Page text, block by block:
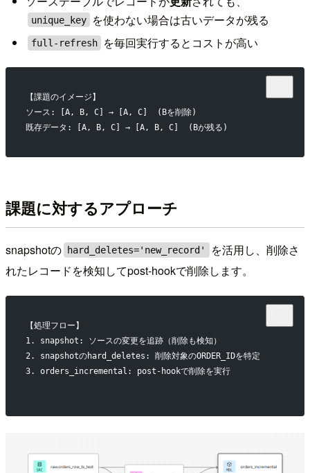
unique_key を使わない場合は古いデータが残る
full-refresh を毎回実行するとコストが高い
【課題のイメージ】
ソース: [A, B, C] → [A, C]  (Bを削除)
既存データ: [A, B, C] → [A, B, C]  (Bが残る)
課題に対するアプローチ
snapshotの hard_deletes='new_record'
を活用し、削除さ
れたレコードを検知してpost-hookで削除します。
【処理フロー】
1. snapshot: ソースの変更を追跡（削除も検知）
2. snapshotのhard_deletes: 削除対象のORDER_IDを特定
3. orders_incremental: post-hookで削除を実行